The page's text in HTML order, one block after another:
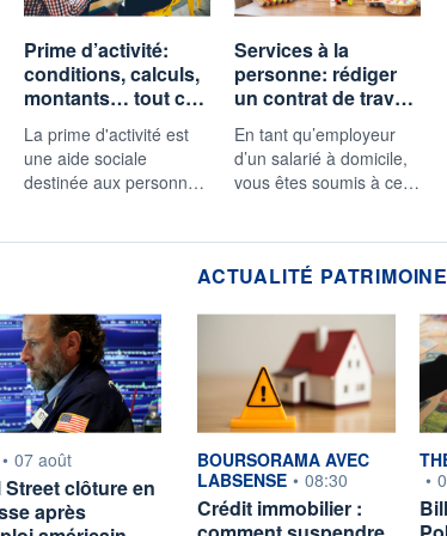
Prime d’activité:
conditions, calculs,
montants… tout c…
La prime d'activité est
une aide sociale
destinée aux personn…
Services à la
personne: rédiger
un contrat de trav…
En tant qu’employeur
d’un salarié à domicile,
vous êtes soumis à ce…
fournie par
• 07 août
Street clôture en
après
ACTUALITÉ PATRIMOINE
information fournie par
BOURSORAMA AVEC
LABSENSE • 08:30
Crédit immobilier :
•